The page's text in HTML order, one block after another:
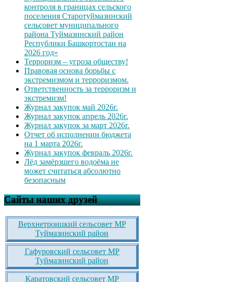
контроля в границах сельского
поселения Старотуймазинский
сельсовет муниципального
района Туймазинский район
Республики Башкортостан на
2026 год»
Терроризм – угроза обществу!
Правовая основа борьбы с
экстремизмом и терроризмом.
Ответственность за терроризм и
экстремизм!
Журнал закупок май 2026г.
Журнал закупок апрель 2026г.
Журнал закупок за март 2026г.
Отчет об исполнении бюджета
на 1 марта 2026г.
Журнал закупок февраль 2026г.
Лёд замёрзшего водоёма не
может считаться абсолютно
безопасным
Сайты наших друзей
Верхнетроицкий сельсовет МР
Туймазинский район
Гафуровский сельсовет МР
Туймазинский район
Каратовский сельсовет МР